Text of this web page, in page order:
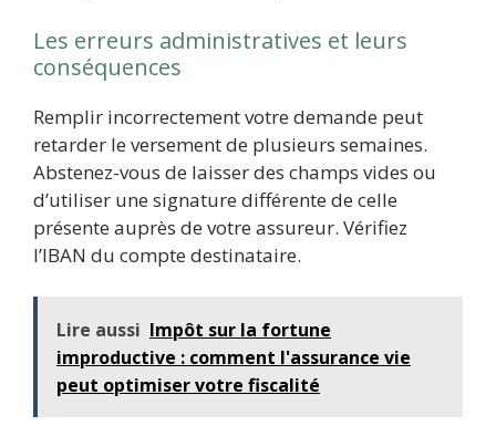
Les erreurs administratives et leurs
conséquences
Remplir incorrectement votre demande peut
retarder le versement de plusieurs semaines.
Abstenez-vous de laisser des champs vides ou
d’utiliser une signature différente de celle
présente auprès de votre assureur. Vérifiez
l’IBAN du compte destinataire.
Lire aussi Impôt sur la fortune
improductive : comment l'assurance vie
peut optimiser votre fiscalité